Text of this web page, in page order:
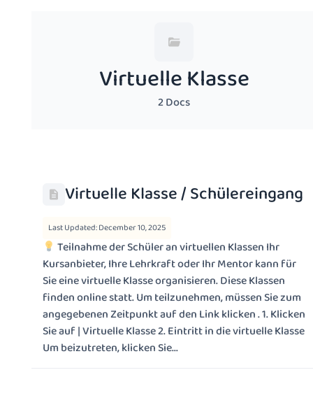
Virtuelle Klasse
2 Docs
Virtuelle Klasse / Schülereingang
Last Updated: December 10, 2025
Teilnahme der Schüler an virtuellen Klassen Ihr
Kursanbieter, Ihre Lehrkraft oder Ihr Mentor kann für
Sie eine virtuelle Klasse organisieren. Diese Klassen
finden online statt. Um teilzunehmen, müssen Sie zum
angegebenen Zeitpunkt auf den Link klicken . 1. Klicken
Sie auf | Virtuelle Klasse 2. Eintritt in die virtuelle Klasse
Um beizutreten, klicken Sie...